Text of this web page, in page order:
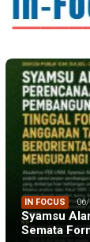
IN FOCUS
Syamsu
Semata